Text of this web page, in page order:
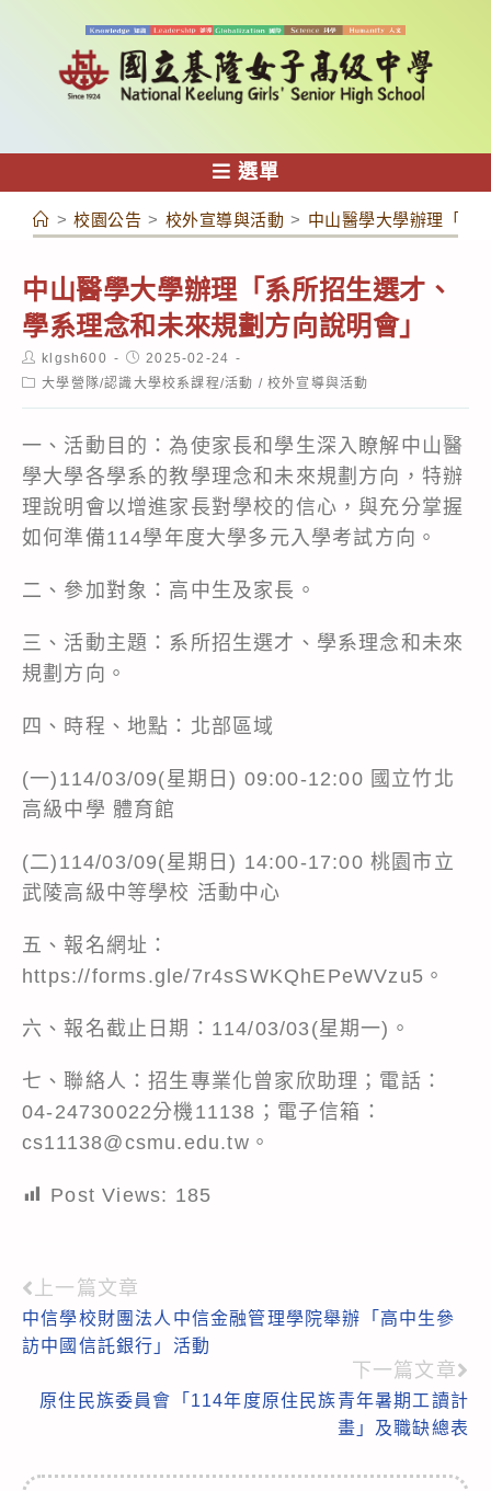
容
選單
> 校園公告 > 校外宣導與活動 > 中山醫學大學辦理「系
中山醫學大學辦理「系所招生選才、
學系理念和未來規劃方向說明會」
Post
author:
klgsh600
Post
published:
2025-02-24
Post大學營隊/認識大學校系課程/活動 / 校外宣導與活動
一、活動目的：為使家長和學生深入瞭解中山醫
學大學各學系的教學理念和未來規劃方向，特辦
理說明會以增進家長對學校的信心，與充分掌握
如何準備114學年度大學多元入學考試方向。
二、參加對象：高中生及家長。
三、活動主題：系所招生選才、學系理念和未來
規劃方向。
四、時程、地點：北部區域
(一)114/03/09(星期日) 09:00-12:00 國立竹北
高級中學 體育館
(二)114/03/09(星期日) 14:00-17:00 桃園市立
武陵高級中等學校 活動中心
五、報名網址：
https://forms.gle/7r4sSWKQhEPeWVzu5。
六、報名截止日期：114/03/03(星期一)。
七、聯絡人：招生專業化曾家欣助理；電話：
04-24730022分機11138；電子信箱：
cs11138@csmu.edu.tw。
Post Views: 185
Read
more
上一篇文章
中信學校財團法人中信金融管理學院舉辦「高中生參
訪中國信託銀行」活動
下一篇文章
原住民族委員會「114年度原住民族青年暑期工讀計
畫」及職缺總表